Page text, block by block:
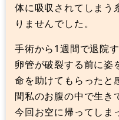
体に吸収されてしまう
りませんでした。
手術から1週間で退院
卵管が破裂する前に姿
命を助けてもらったと
間私のお腹の中で生き
今回お空に帰ってしま